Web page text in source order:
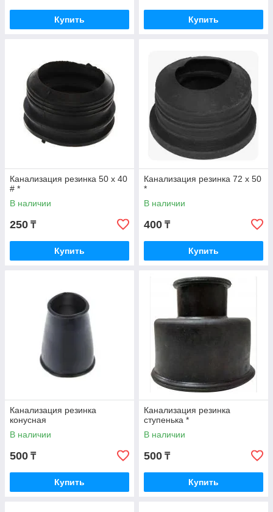
Купить Купить
Канализация резинка 50 х 40
# *
В наличии
250 ₸
Купить
Канализация резинка 72 х 50
*
В наличии
400 ₸
Купить
Канализация резинка
конусная
В наличии
500 ₸
Купить
Канализация резинка
ступенька *
В наличии
500 ₸
Купить